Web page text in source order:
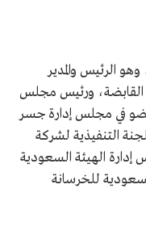
الرئيس والمدير
القابضة، ورئيس مجلس
في مجلس إدارة جسر
التنفيذية لشركة
الهيئة السعودية
للخرسانة